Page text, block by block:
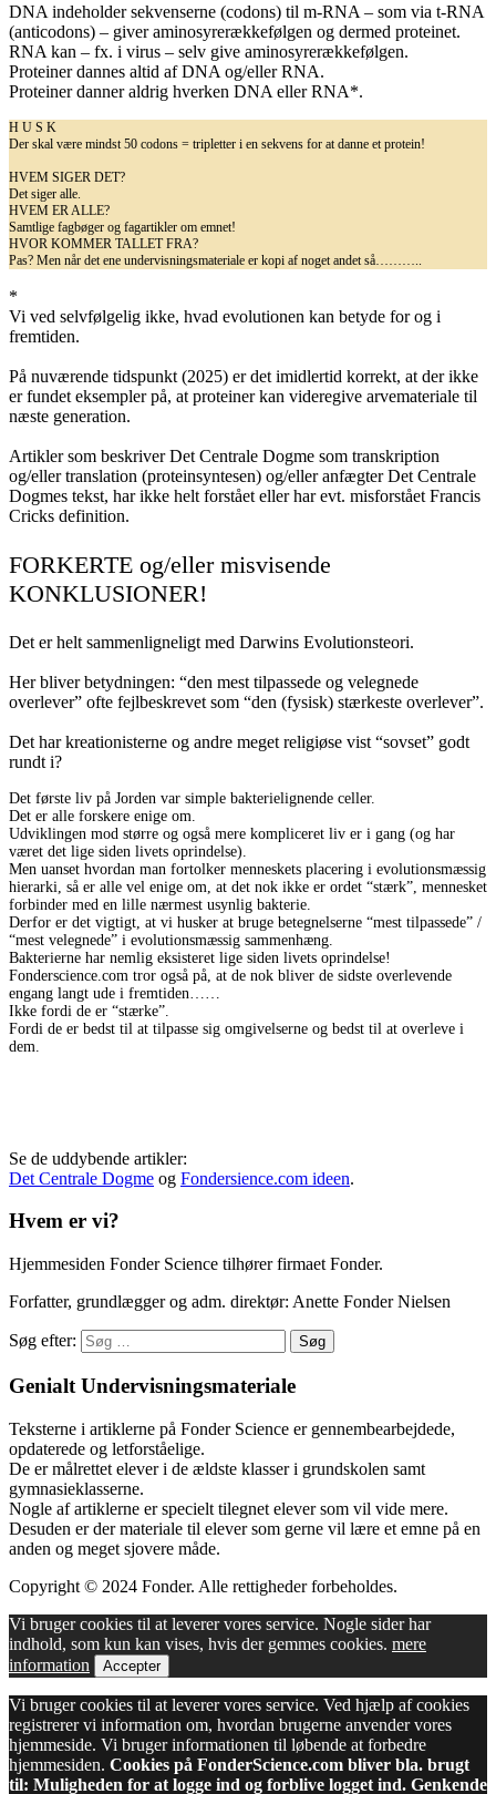
DNA indeholder sekvenserne (codons) til m-RNA – som via t-RNA
(anticodons) – giver aminosyrerækkefølgen og dermed proteinet.
RNA kan – fx. i virus – selv give aminosyrerækkefølgen.
Proteiner dannes altid af DNA og/eller RNA.
Proteiner danner aldrig hverken DNA eller RNA*.
H U S K
Der skal være mindst 50 codons = tripletter i en sekvens for at danne et protein!
HVEM SIGER DET?
Det siger alle.
HVEM ER ALLE?
Samtlige fagbøger og fagartikler om emnet!
HVOR KOMMER TALLET FRA?
Pas? Men når det ene undervisningsmateriale er kopi af noget andet så………..
*
Vi ved selvfølgelig ikke, hvad evolutionen kan betyde for og i
fremtiden.
På nuværende tidspunkt (2025) er det imidlertid korrekt, at der ikke
er fundet eksempler på, at proteiner kan videregive arvemateriale til
næste generation.
Artikler som beskriver Det Centrale Dogme som transkription
og/eller translation (proteinsyntesen) og/eller anfægter Det Centrale
Dogmes tekst, har ikke helt forstået eller har evt. misforstået Francis
Cricks definition.
FORKERTE og/eller misvisende
KONKLUSIONER!
Det er helt sammenligneligt med Darwins Evolutionsteori.
Her bliver betydningen: “den mest tilpassede og velegnede
overlever” ofte fejlbeskrevet som “den (fysisk) stærkeste overlever”.
Det har kreationisterne og andre meget religiøse vist “sovset” godt
rundt i?
Det første liv på Jorden var simple bakterielignende celler.
Det er alle forskere enige om.
Udviklingen mod større og også mere kompliceret liv er i gang (og har
været det lige siden livets oprindelse).
Men uanset hvordan man fortolker menneskets placering i evolutionsmæssig
hierarki, så er alle vel enige om, at det nok ikke er ordet “stærk”, mennesket
forbinder med en lille nærmest usynlig bakterie.
Derfor er det vigtigt, at vi husker at bruge betegnelserne “mest tilpassede” /
“mest velegnede” i evolutionsmæssig sammenhæng.
Bakterierne har nemlig eksisteret lige siden livets oprindelse!
Fonderscience.com tror også på, at de nok bliver de sidste overlevende
engang langt ude i fremtiden……
Ikke fordi de er “stærke”.
Fordi de er bedst til at tilpasse sig omgivelserne og bedst til at overleve i
dem.
Se de uddybende artikler:
Det Centrale Dogme og Fondersience.com ideen.
Hvem er vi?
Hjemmesiden Fonder Science tilhører firmaet Fonder.
Forfatter, grundlægger og adm. direktør: Anette Fonder Nielsen
Søg efter:
Genialt Undervisningsmateriale
Teksterne i artiklerne på Fonder Science er gennembearbejdede,
opdaterede og letforståelige.
De er målrettet elever i de ældste klasser i grundskolen samt
gymnasieklasserne.
Nogle af artiklerne er specielt tilegnet elever som vil vide mere.
Desuden er der materiale til elever som gerne vil lære et emne på en
anden og meget sjovere måde.
Copyright © 2024 Fonder. Alle rettigheder forbeholdes.
Vi bruger cookies til at leverer vores service. Nogle sider har
indhold, som kun kan vises, hvis der gemmes cookies. mere
information
Accepter
Vi bruger cookies til at leverer vores service. Ved hjælp af cookies
registrerer vi information om, hvordan brugerne anvender vores
hjemmeside. Vi bruger informationen til løbende at forbedre
hjemmesiden. Cookies på FonderScience.com bliver bla. brugt
til: Muligheden for at logge ind og forblive logget ind. Genkende